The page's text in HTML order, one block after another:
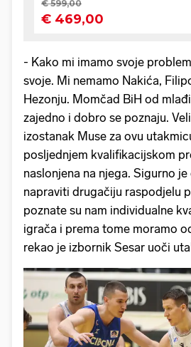
- Kako mi imamo svoje
svoje. Mi nemamo Nakića,
Hezonju. Momčad BiH od
zajedno i dobro se poznaju.
izostanak Muse za ovu
posljednjem kvalifikacijskom
naslonjena na njega. Sigurno
napraviti drugačiju raspodjelu
poznate su nam individualne
igrača i prema tome moramo
rekao je izbornik Sesar uoči